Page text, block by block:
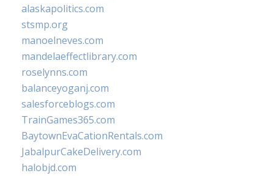
alaskapolitics.com
stsmp.org
manoelneves.com
mandelaeffectlibrary.com
roselynns.com
balanceyoganj.com
salesforceblogs.com
TrainGames365.com
BaytownEvaCationRentals.com
JabalpurCakeDelivery.com
halobjd.com